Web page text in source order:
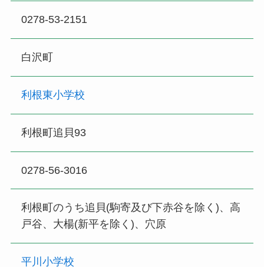
0278-53-2151
白沢町
利根東小学校
利根町追貝93
0278-56-3016
利根町のうち追貝(駒寄及び下赤谷を除く)、高
戸谷、大楊(新平を除く)、穴原
平川小学校